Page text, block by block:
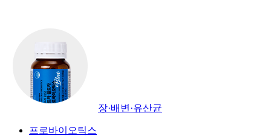
장·배변·유산균
프로바이오틱스